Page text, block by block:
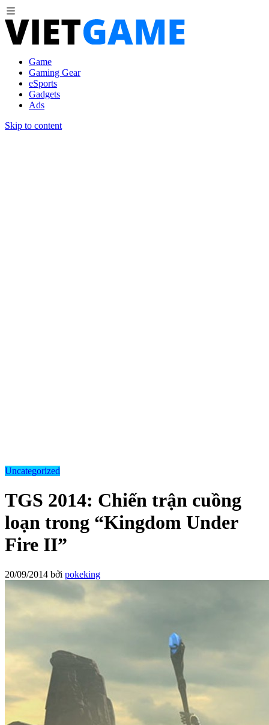
Game
Gaming Gear
eSports
Gadgets
Ads
Skip to content
Uncategorized
TGS 2014: Chiến trận cuồng
loạn trong “Kingdom Under
Fire II”
20/09/2014 bởi pokeking